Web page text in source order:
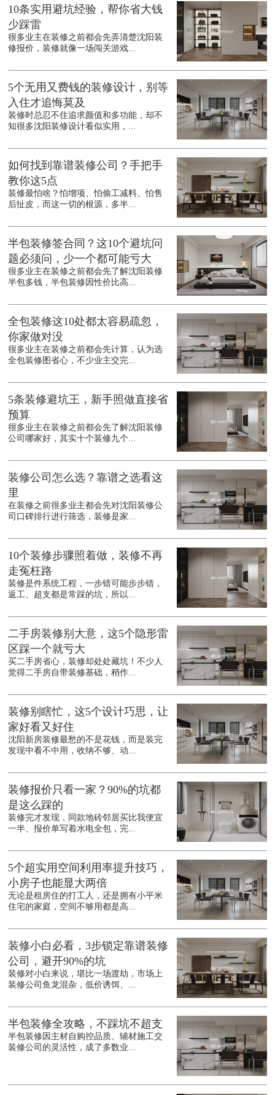
10条实用避坑经验，帮你省大钱
少踩雷
很多业主在装修之前都会先弄清楚沈阳装
修报价，装修就像一场闯关游戏...
5个无用又费钱的装修设计，别等
入住才追悔莫及
装修时总忍不住追求颜值和多功能，却不
知很多沈阳装修设计看似实用，...
如何找到靠谱装修公司？手把手
教你这5点
装修最怕啥？怕增项、怕偷工减料、怕售
后扯皮，而这一切的根源，多半...
半包装修签合同？这10个避坑问
题必须问，少一个都可能亏大
很多业主在装修之前都会先了解沈阳装修
半包多钱，半包装修因性价比高...
全包装修这10处都太容易疏忽，
你家做对没
很多业主在装修之前都会先计算，认为选
全包装修图省心，不少业主交完...
5条装修避坑王，新手照做直接省
预算
很多业主在装修之前都会先了解沈阳装修
公司哪家好，其实十个装修九个...
装修公司怎么选？靠谱之选看这
里
在装修之前很多业主都会先对沈阳装修公
司口碑排行进行筛选，装修是家...
10个装修步骤照着做，装修不再
走冤枉路
装修是件系统工程，一步错可能步步错，
返工、超支都是常踩的坑，所以...
二手房装修别大意，这5个隐形雷
区踩一个就亏大
买二手房省心，装修却处处藏坑！不少人
觉得二手房自带装修基础，稍作...
装修别瞎忙，这5个设计巧思，让
家好看又好住
沈阳新房装修最愁的不是花钱，而是装完
发现中看不中用，收纳不够、动...
装修报价只看一家？90%的坑都
是这么踩的
装修完才发现，同款地砖邻居买比我便宜
一半、报价单写着水电全包，完...
5个超实用空间利用率提升技巧，
小房子也能显大两倍
无论是租房住的打工人，还是拥有小平米
住宅的家庭，空间不够用都是高...
装修小白必看，3步锁定靠谱装修
公司，避开90%的坑
装修对小白来说，堪比一场渡劫，市场上
装修公司鱼龙混杂，低价诱饵、...
半包装修全攻略，不踩坑不超支
半包装修因主材自购控品质、辅材施工交
装修公司的灵活性，成了多数业...